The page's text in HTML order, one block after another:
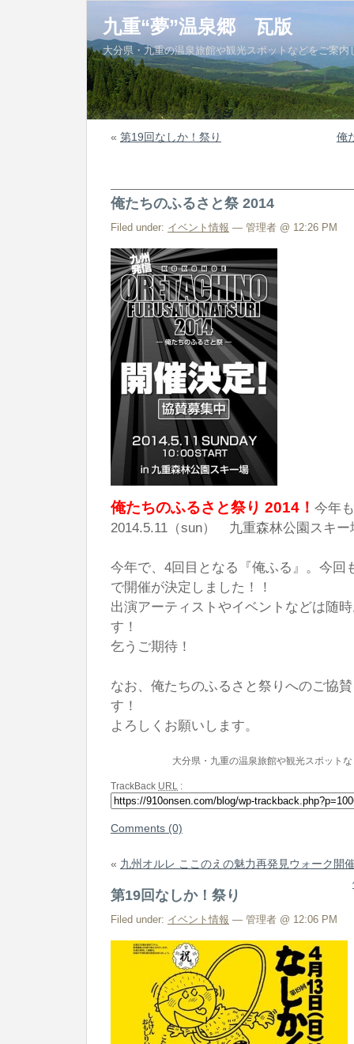
九重“夢”温泉郷 瓦版
大分県・九重の温泉旅館や観光スポットなどをご案内
« 第19回なしか！祭り 俺
俺たちのふるさと祭 2014
Filed under: イベント情報 — 管理者 @ 12:26 PM
俺たちのふるさと祭り 2014！ 今年
2014.5.11（sun） 九重森林公園スキー
今年で、4回目となる『俺ふる』。今回
で開催が決定しました！！
出演アーティストやイベントなどは随
す！
乞うご期待！
なお、俺たちのふるさと祭りへのご協
す！
よろしくお願いします。
大分県・九重の温泉旅館や観光スポット
TrackBack URL :
Comments (0)
« 九州オルレ ここのえの魅力再発見ウォーク開
第19回なしか！祭り
Filed under: イベント情報 — 管理者 @ 12:06 PM